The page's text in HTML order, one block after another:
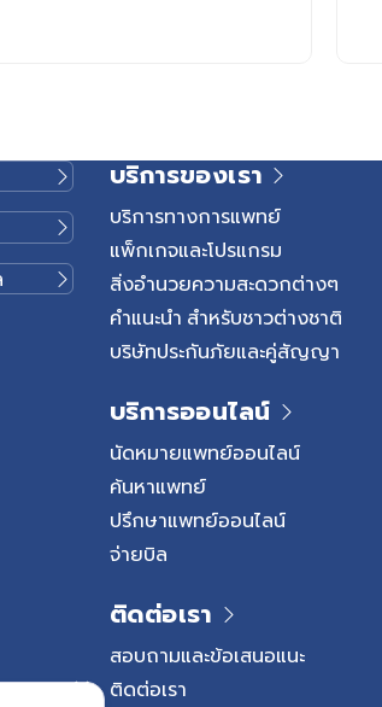
บางราย จึงควรสังเกตอาการของ
คนี้สามารถติดต่อได้ผ่านการสัมผัส
หลวจากตุ่มน้ำ อุจจาระของผู้ป่วย
งใช้หรือพื้นผิวที่ปนเปื้อนเชื้อ โดย
ยู่รวมกันจำนวนมาก อาการของโรค
ยะแรก เด็กที่ได้รับเชื้อมักเริ่มมีอาการ
ระมาณ 3–7 วัน โดยอาจมีไข้ต่ำถึง
รับประทานอาหารหรือดื่มน้ำน้อยลง
ผลหรือตุ่มแดงในช่องปากและลิ้น
ดเล็กบริเวณฝ่ามือ ฝ่าเท้า นิ้วมือ นิ้ว
อาจพบที่บริเวณก้น ตุ่มเหล่านี้มักไม่คัน
กเจ็บหรือไม่สบายตัวได้ สัญญาณ
ทย์ หากเด็กมีไข้สูง ไข้ไม่ลดหลังรับ
ลง ไม่ตอบสนอง ชัก หายใจเร็ว […]
เด็ก
ถ่า
คว
ทั่ว
นิ่ม
ผิด
อุจจ
อุจจ
บริการของเรา
บริการทางการแพทย์
แพ็กเกจและโปรแกรม
สิ่งอำนวยความสะดวกต่างๆ
คำแนะนำ สำหรับชาวต่างชาติ
บริษัทประกันภัยและคู่สัญญา
บริการออนไลน์
นัดหมายแพทย์ออนไลน์
ค้นหาแพทย์
ปรึกษาแพทย์ออนไลน์
จ่ายบิล
ติดต่อเรา
สอบถามและข้อเสนอแนะ
ติดต่อเรา